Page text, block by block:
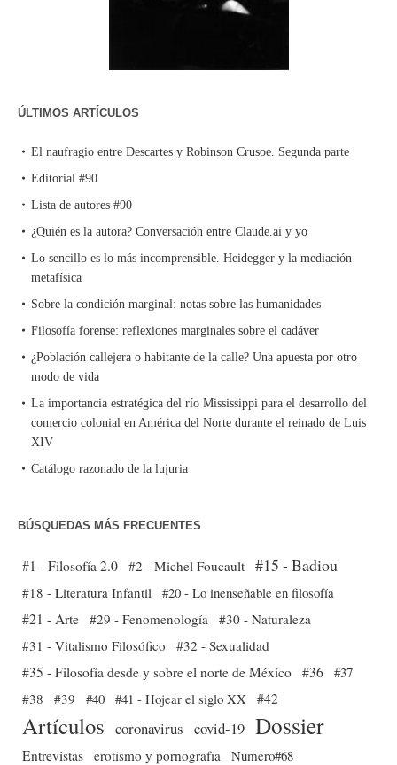
ÚLTIMOS ARTÍCULOS
El naufragio entre Descartes y Robinson Crusoe. Segunda parte
Editorial #90
Lista de autores #90
¿Quién es la autora? Conversación entre Claude.ai y yo
Lo sencillo es lo más incomprensible. Heidegger y la mediación
metafísica
Sobre la condición marginal: notas sobre las humanidades
Filosofía forense: reflexiones marginales sobre el cadáver
¿Población callejera o habitante de la calle? Una apuesta por otro
modo de vida
La importancia estratégica del río Mississippi para el desarrollo del
comercio colonial en América del Norte durante el reinado de Luis
XIV
Catálogo razonado de la lujuria
BÚSQUEDAS MÁS FRECUENTES
#1 - Filosofía 2.0 #2 - Michel Foucault #15 - Badiou
#18 - Literatura Infantil #20 - Lo inenseñable en filosofía
#21 - Arte #29 - Fenomenología
#30 - Naturaleza
#31 - Vitalismo Filosófico
#32 - Sexualidad
#35 - Filosofía desde y sobre el norte de México #36 #37
#38
#39 #40 #41 - Hojear el siglo XX #42
Artículos coronavirus covid-19 Dossier
Entrevistas erotismo y pornografía
Numero#68